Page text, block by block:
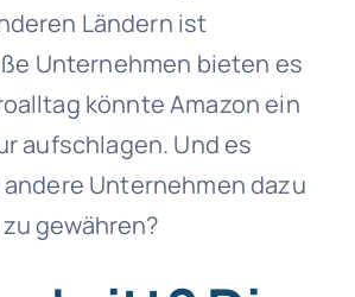
Ländern ist
Unternehmen bieten es
könnte Amazon ein
aufschlagen. Und es
Unternehmen dazu
gewähren?